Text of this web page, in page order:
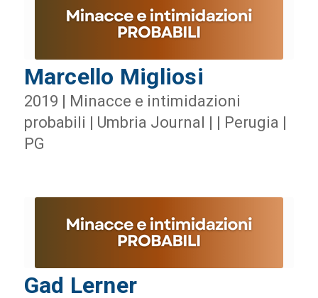
Marcello Migliosi
2019 | Minacce e intimidazioni
probabili | Umbria Journal | | Perugia |
PG
Gad Lerner